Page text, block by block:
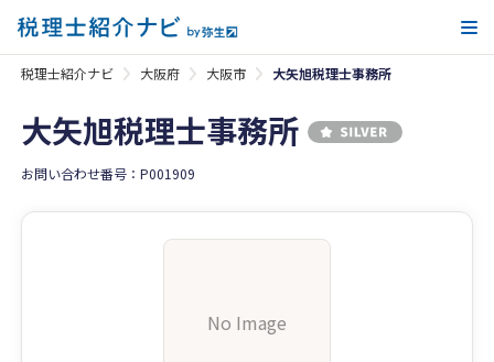
税理士紹介ナビ 大阪府 大阪市 大矢旭税理士事務所
大矢旭税理士事務所
お問い合わせ番号：P001909
No Image